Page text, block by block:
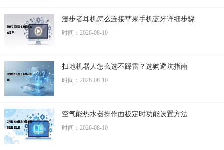
漫步者耳机怎么连接苹果手机蓝牙详细步骤
时间：2026-08-10
扫地机器人怎么选不踩雷？选购避坑指南
时间：2026-08-10
空气能热水器操作面板定时功能设置方法
时间：2026-08-10